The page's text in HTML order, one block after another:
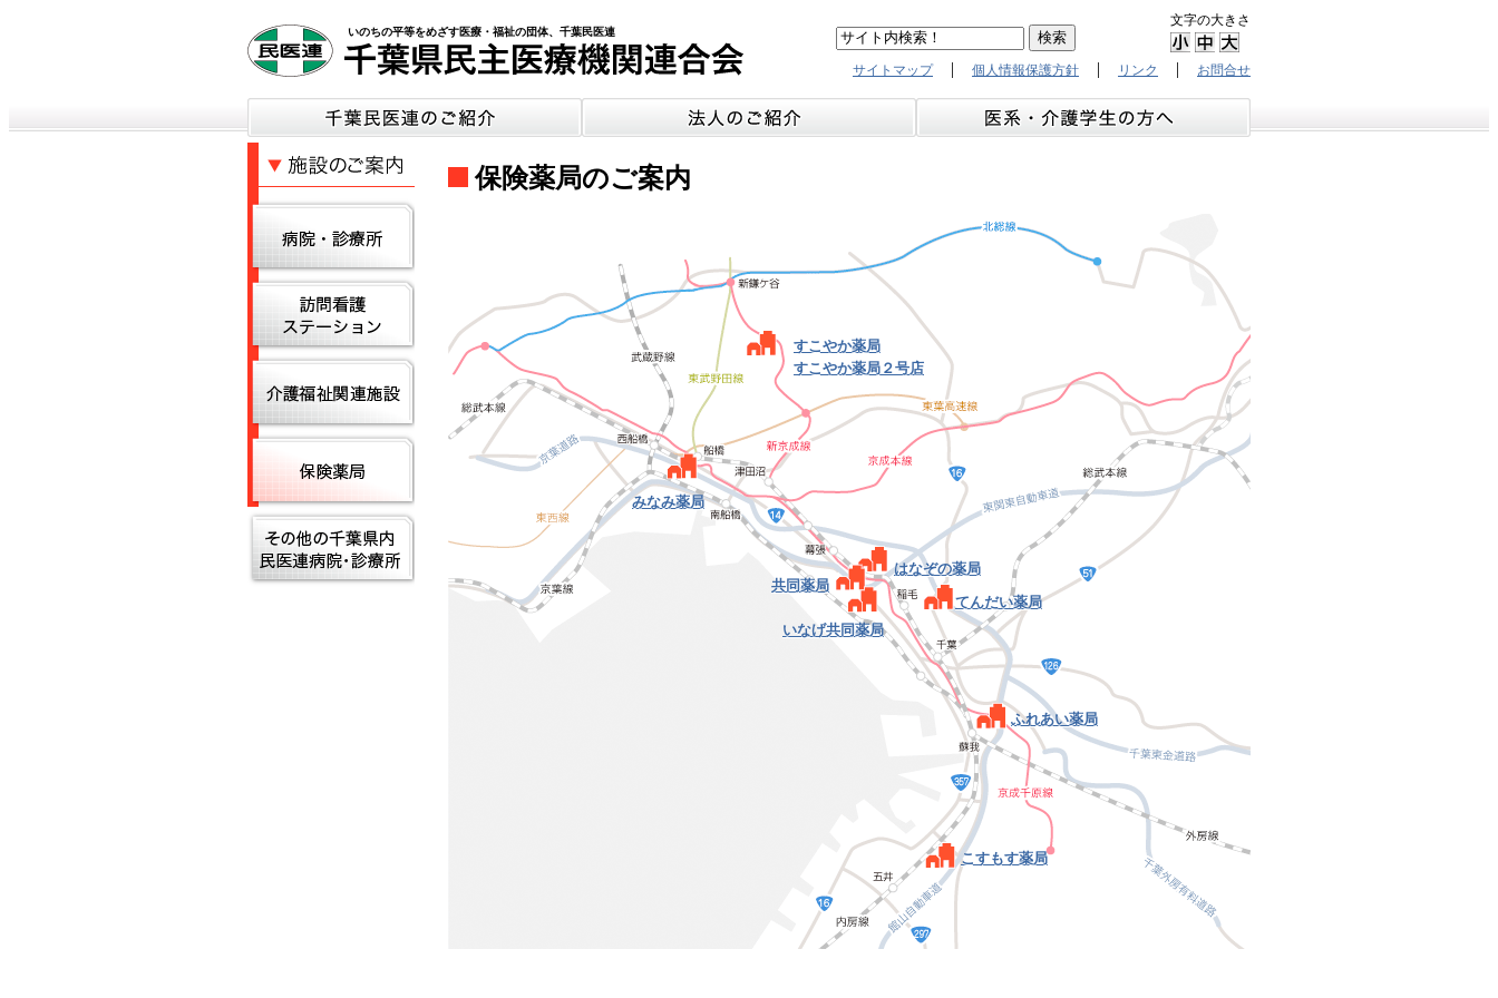
いのちの平等をめざす医療・福祉の団体、千葉民医連
文字の大きさ
サイトマップ| 個人情報保護方針 | リンク | お問合せ
保険薬局のご案内
すこやか薬局
すこやか薬局２号店
みなみ薬局
共同薬局
はなぞの薬局
いなげ共同薬局
てんだい薬局
ふれあい薬局
こすもす薬局